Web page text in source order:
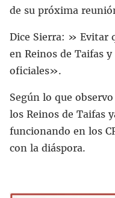
de su próxima
Dice Sierra: » Evitar
en Reinos de Taifas
oficiales».
Según lo que
los Reinos de Taifas
funcionando en los
con la diáspora.